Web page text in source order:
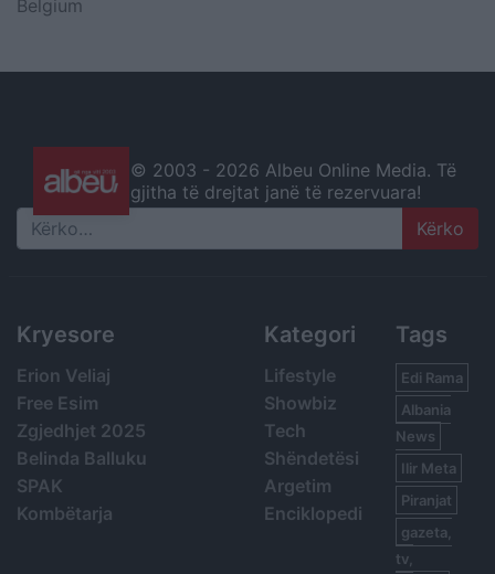
Belgium
© 2003 - 2026 Albeu Online Media. Të
gjitha të drejtat janë të rezervuara!
Search
Kryesore
Erion Veliaj
Free Esim
Zgjedhjet 2025
Belinda Balluku
SPAK
Kombëtarja
Kategori
Lifestyle
Showbiz
Tech
Shëndetësi
Argetim
Enciklopedi
Tags
Edi Rama
Albania
News
Ilir Meta
Piranjat
gazeta,
tv,